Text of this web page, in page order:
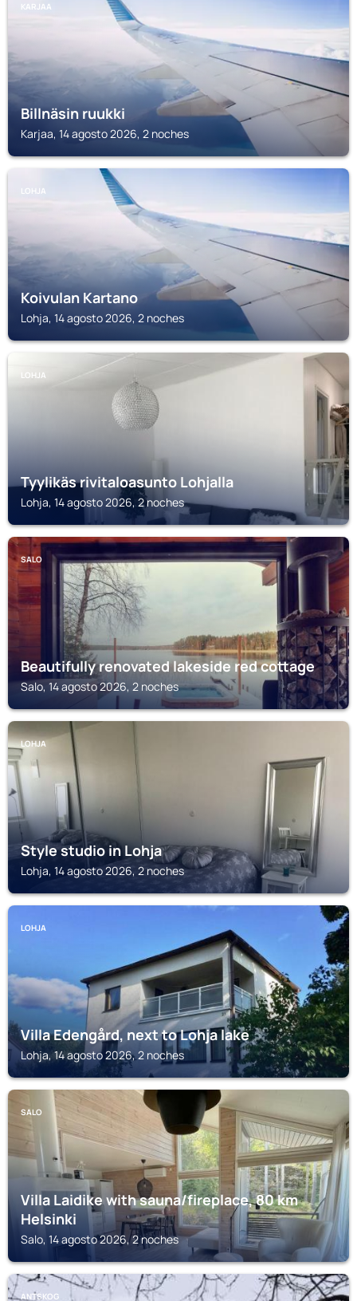
KARJAA
Billnäsin ruukki
Karjaa, 14 agosto 2026, 2 noches
LOHJA
Koivulan Kartano
Lohja, 14 agosto 2026, 2 noches
LOHJA
Tyylikäs rivitaloasunto Lohjalla
Lohja, 14 agosto 2026, 2 noches
SALO
Beautifully renovated lakeside red cottage
Salo, 14 agosto 2026, 2 noches
LOHJA
Style studio in Lohja
Lohja, 14 agosto 2026, 2 noches
LOHJA
Villa Edengård, next to Lohja lake
Lohja, 14 agosto 2026, 2 noches
SALO
Villa Laidike with sauna/fireplace, 80 km
Helsinki
Salo, 14 agosto 2026, 2 noches
ANTSKOG